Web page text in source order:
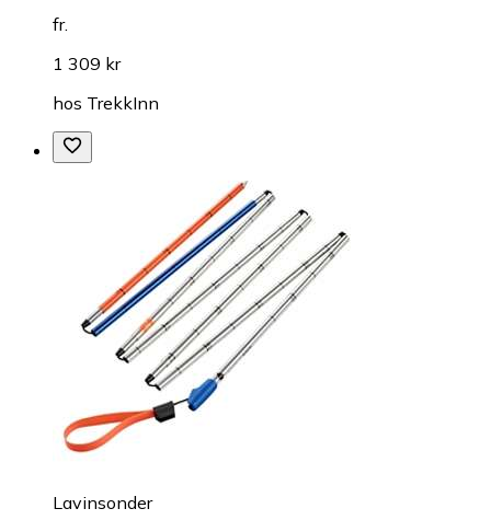
fr.
1 309 kr
hos TrekkInn
Lavinsonder